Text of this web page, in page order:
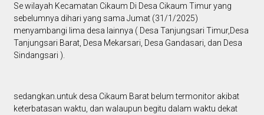
Se wilayah Kecamatan Cikaum Di Desa Cikaum Timur yang
sebelumnya dihari yang sama Jumat (31/1/2025)
menyambangi lima desa lainnya ( Desa Tanjungsari Timur,Desa
Tanjungsari Barat, Desa Mekarsari, Desa Gandasari, dan Desa
Sindangsari ).
sedangkan.untuk desa Cikaum Barat belum termonitor akibat
keterbatasan waktu, dan walaupun begitu dalam waktu dekat